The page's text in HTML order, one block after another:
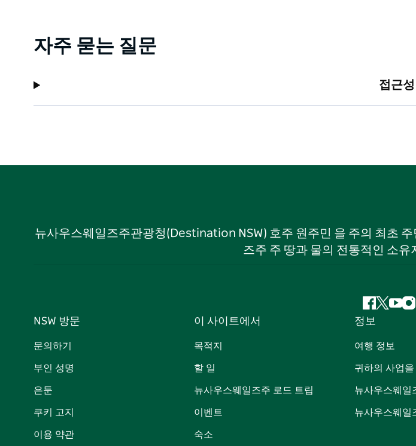
자주 묻는 질문
접근성
뉴사우스웨일즈주관광청(Destination NSW) 호주 원주민 을 주의 최초
즈주 주 땅과 물의 전통적인 소
페
이
지 유
NSW 방문
문의하기
부인 성명
은둔
쿠키 고지
이용 약관
이 사이트에서
목적지
할 일
뉴사우스웨일즈주 로드 트립
이벤트
숙소
정보
여행 정보
귀하의 사업
뉴사우스웨일
뉴사우스웨일